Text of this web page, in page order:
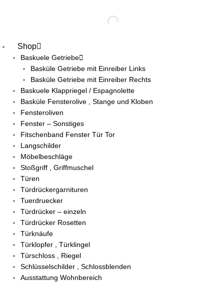
Shop
Baskuele Getriebe
Basküle Getriebe mit Einreiber Links
Basküle Getriebe mit Einreiber Rechts
Baskuele Klappriegel / Espagnolette
Basküle Fensterolive , Stange und Kloben
Fensteroliven
Fenster – Sonstiges
Fitschenband Fenster Tür Tor
Langschilder
Möbelbeschläge
Stoßgriff , Griffmuschel
Türen
Türdrückergarnituren
Tuerdruecker
Türdrücker – einzeln
Türdrücker Rosetten
Türknäufe
Türklopfer , Türklingel
Türschloss , Riegel
Schlüsselschilder , Schlossblenden
Ausstattung Wohnbereich